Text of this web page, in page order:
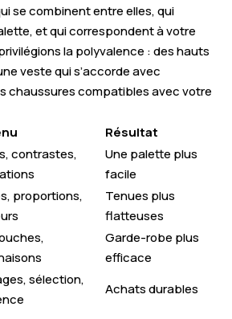
se combinent entre elles, qui
et qui correspondent à votre
la polyvalence : des hauts
veste qui s’accorde avec
chaussures compatibles avec votre
Résultat
contrastes,
Une palette plus
facile
proportions,
Tenues plus
flatteuses
Garde-robe plus
efficace
sélection,
Achats durables